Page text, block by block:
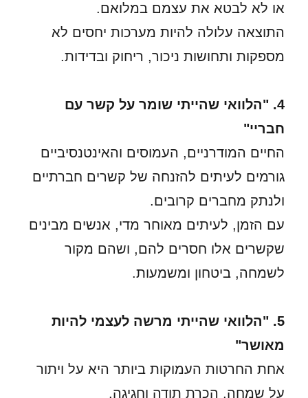
או לא לבטא את עצמם במלואם.
התוצאה עלולה להיות מערכות יחסים לא
מספקות ותחושות ניכור, ריחוק ובדידות.
4. "הלוואי שהייתי שומר על קשר עם
חבריי"
החיים המודרניים, העמוסים והאינטנסיביים
גורמים לעיתים להזנחה של קשרים חברתיים
ולנתק מחברים קרובים.
עם הזמן, לעיתים מאוחר מדי, אנשים מבינים
שקשרים אלו חסרים להם, ושהם מקור
לשמחה, ביטחון ומשמעות.
5. "הלוואי שהייתי מרשה לעצמי להיות
מאושר"
אחת החרטות העמוקות ביותר היא על ויתור
על שמחה, הכרת תודה וחגיגה.